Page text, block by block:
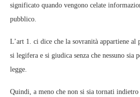
significato quando vengono celate
pubblico.
L’art 1. ci dice che la sovranità appartiene al
si legifera e si giudica senza che nessuno sia
legge.
Quindi, a meno che non si sia tornati